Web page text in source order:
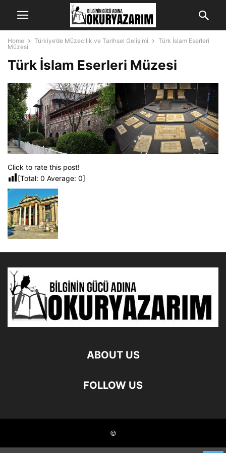
Home Türkiye’de Müzecilik ve Tarihsel Gelişimi
Türk İslam Eserleri
Müzesi
Türk İslam Eserleri Müzesi
Click to rate this post!
[Total: 0 Average: 0]
ABOUT US
FOLLOW US
©